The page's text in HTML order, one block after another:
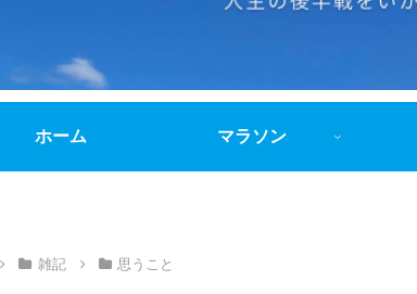
ホーム マラソン
雑記 思うこと